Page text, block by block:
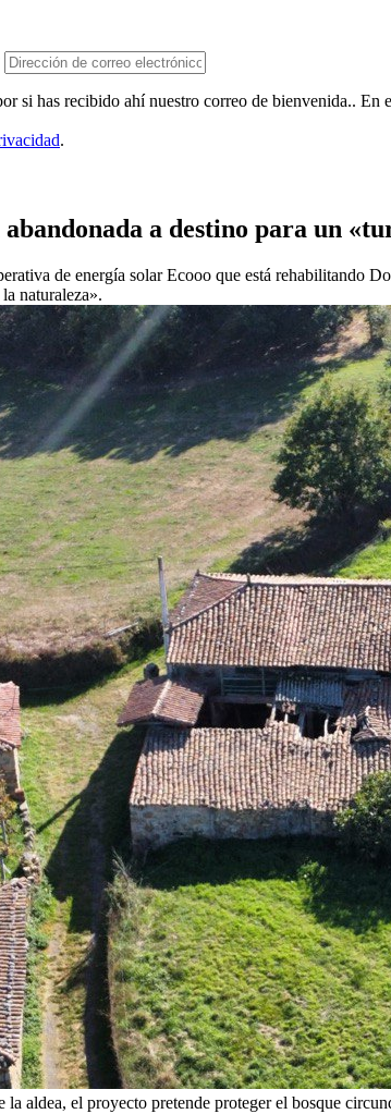
si has recibido ahí nuestro correo de bienvenida.. En
.
a destino para un
de energía solar Ecooo que está rehabilitando
naturaleza».
aldea, el proyecto pretende proteger el bosque